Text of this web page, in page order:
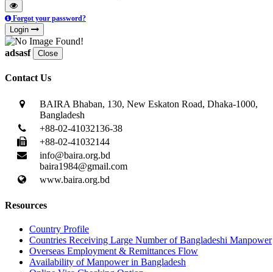
Forgot your password?
Login
adsasf Close
Contact Us
BAIRA Bhaban, 130, New Eskaton Road, Dhaka-1000,
Bangladesh
+88-02-41032136-38
+88-02-41032144
info@baira.org.bd
baira1984@gmail.com
www.baira.org.bd
Resources
Country Profile
Countries Receiving Large Number of Bangladeshi Manpower
Overseas Employment & Remittances Flow
Availability of Manpower in Bangladesh